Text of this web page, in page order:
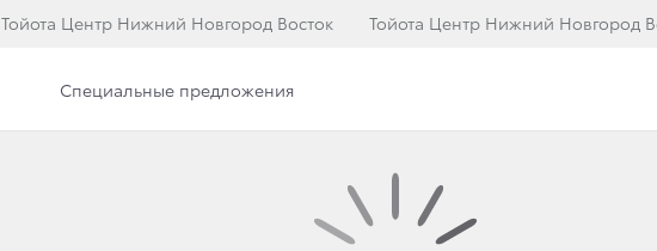
Тойота Центр Нижний Новгород Восток Тойота Центр Нижний Новгород
Специальные предложения